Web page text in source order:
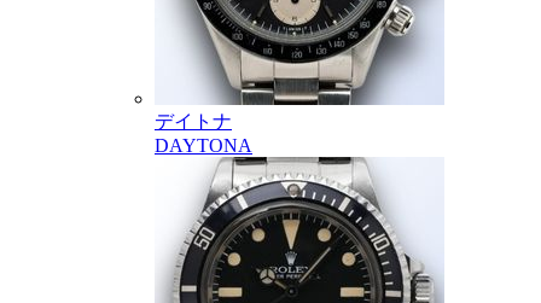
デイトナ
DAYTONA